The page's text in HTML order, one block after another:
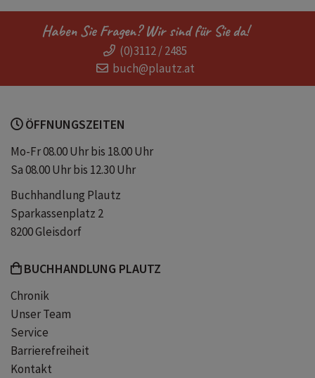
Lesemotivation Grundschule Detektiv
illustriertes Kinderbuch
Abenteuergeschichte
Gefahr Abenteuerreise
Haben Sie Fragen? Wir sind für Sie da!
(0)3112 / 2485
buch@plautz.at
ÖFFNUNGSZEITEN
Mo-Fr 08.00 Uhr bis 18.00 Uhr
Sa 08.00 Uhr bis 12.30 Uhr
Buchhandlung Plautz
Sparkassenplatz 2
8200 Gleisdorf
BUCHHANDLUNG PLAUTZ
Chronik
Unser Team
Service
Barrierefreiheit
Kontakt